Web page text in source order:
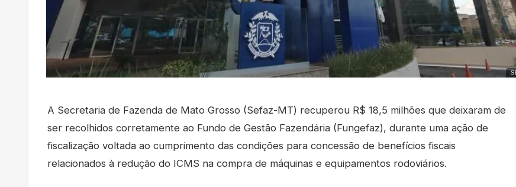
A Secretaria de Fazenda de Mato Grosso (Sefaz-MT) recuperou R$ 18,5 milhões que deixaram de
ser recolhidos corretamente ao Fundo de Gestão Fazendária (Fungefaz), durante uma ação de
fiscalização voltada ao cumprimento das condições para concessão de benefícios fiscais
relacionados à redução do ICMS na compra de máquinas e equipamentos rodoviários.